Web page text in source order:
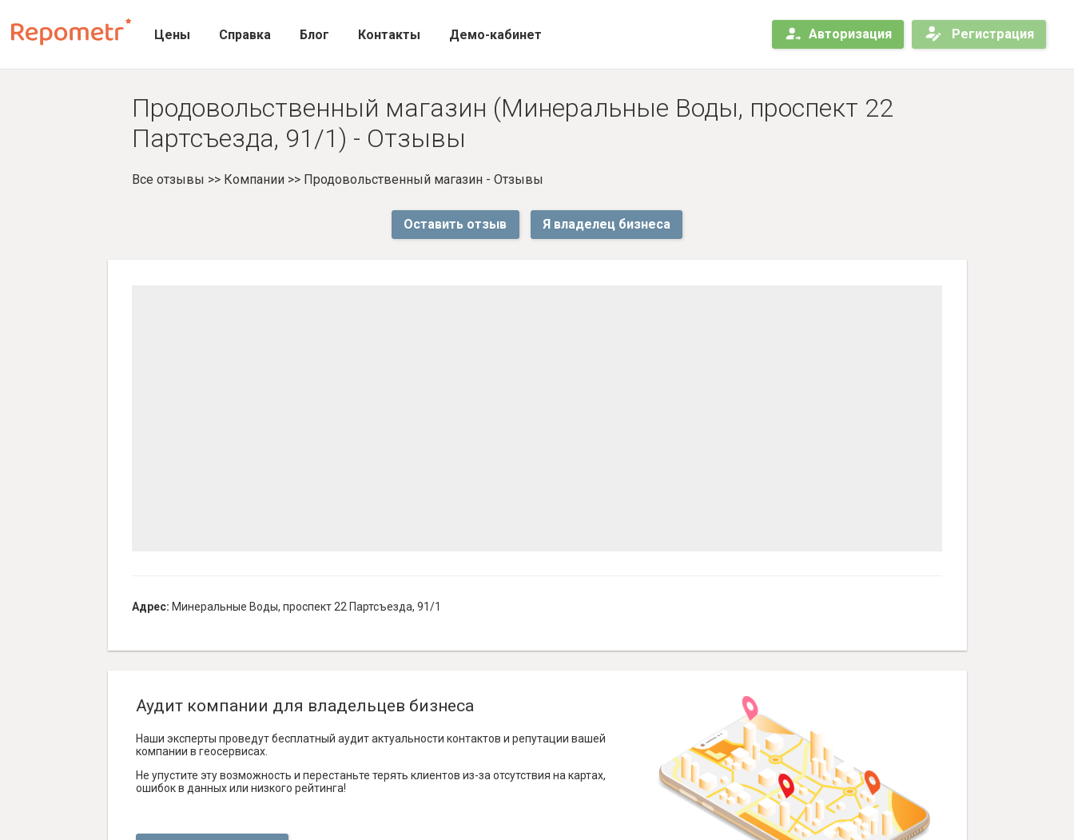
Цены Справка Блог Контакты Демо-кабинет Авторизация Регистрация
Продовольственный магазин (Минеральные Воды, проспект 22
Партсъезда, 91/1) - Отзывы
Все отзывы >> Компании>> Продовольственный магазин - Отзывы
Оставить отзыв Я владелец бизнеса
Адрес: Минеральные Воды, проспект 22 Партсъезда, 91/1
Аудит компании для владельцев бизнеса
Наши эксперты проведут бесплатный аудит актуальности контактов и репутации вашей
компании в геосервисах.
Не упустите эту возможность и перестаньте терять клиентов из-за отсутствия на картах,
ошибок в данных или низкого рейтинга!